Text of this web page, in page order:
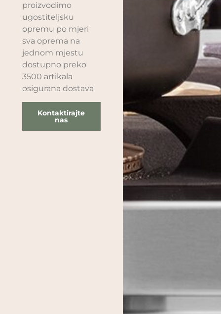
proizvodimo
ugostiteljsku
opremu po mjeri
sva oprema na
jednom mjestu
dostupno preko
3500 artikala
osigurana dostava
Kontaktirajte
nas